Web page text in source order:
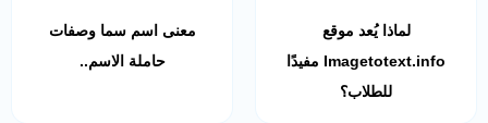
لماذا يُعد موقع
Imagetotext.info مفيدًا
للطلاب؟
معنى اسم سما وصفات
حاملة الاسم..